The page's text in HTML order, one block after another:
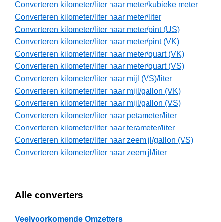
Converteren kilometer/liter naar meter/kubieke meter
Converteren kilometer/liter naar meter/liter
Converteren kilometer/liter naar meter/pint (US)
Converteren kilometer/liter naar meter/pint (VK)
Converteren kilometer/liter naar meter/quart (VK)
Converteren kilometer/liter naar meter/quart (VS)
Converteren kilometer/liter naar mijl (VS)/liter
Converteren kilometer/liter naar mijl/gallon (VK)
Converteren kilometer/liter naar mijl/gallon (VS)
Converteren kilometer/liter naar petameter/liter
Converteren kilometer/liter naar terameter/liter
Converteren kilometer/liter naar zeemijl/gallon (VS)
Converteren kilometer/liter naar zeemijl/liter
Alle converters
Veelvoorkomende Omzetters